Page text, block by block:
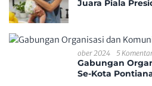
Juara Piala
Ober 2024
5
Gabungan
Se-Kota